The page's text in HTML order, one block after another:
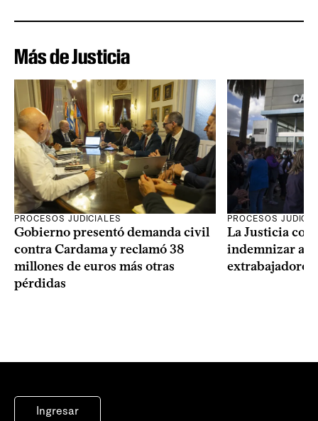
Más de Justicia
PROCESOS JUDICIALES
Gobierno presentó demanda civil
contra Cardama y reclamó 38
millones de euros más otras
pérdidas
PROCESOS
La Justicia
indemnizar a
extrabajadores
Ingresar